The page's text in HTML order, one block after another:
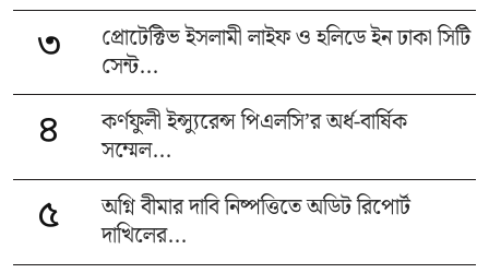
৩
প্রোটেক্টিভ ইসলামী লাইফ ও হলিডে ইন ঢাকা সিটি
সেন্ট...
৪
কর্ণফুলী ইন্স্যুরেন্স পিএলসি’র অর্ধ-বার্ষিক
সম্মেল...
৫
অগ্নি বীমার দাবি নিষ্পত্তিতে অডিট রিপোর্ট
দাখিলের...